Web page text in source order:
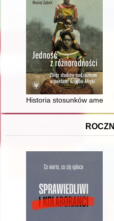
Historia stosunków